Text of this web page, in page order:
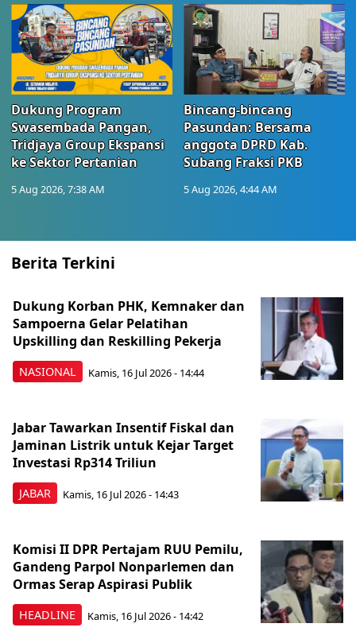
Dukung Program
Swasembada Pangan,
Tridjaya Group Ekspansi
ke Sektor Pertanian
5 Aug 2026, 7:38 AM
Bincang-bincang
Pasundan: Bersama
anggota DPRD Kab.
Subang Fraksi PKB
5 Aug 2026, 4:44 AM
Berita Terkini
NASIONAL
Dukung Korban PHK, Kemnaker dan
Sampoerna Gelar Pelatihan
Upskilling dan Reskilling Pekerja
Kamis, 16 Jul 2026 - 14:44
JABAR
Jabar Tawarkan Insentif Fiskal dan
Jaminan Listrik untuk Kejar Target
Investasi Rp314 Triliun
Kamis, 16 Jul 2026 - 14:43
HEADLINE
Komisi II DPR Pertajam RUU Pemilu,
Gandeng Parpol Nonparlemen dan
Ormas Serap Aspirasi Publik
Kamis, 16 Jul 2026 - 14:42